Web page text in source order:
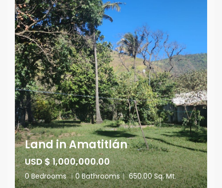
Land in Amatitlán
USD $ 1,000,000.00
0 Bedrooms | 0 Bathrooms | 650.00 Sq. Mt.